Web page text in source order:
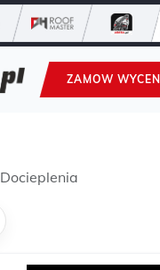
ZAMOW
Docieplenia